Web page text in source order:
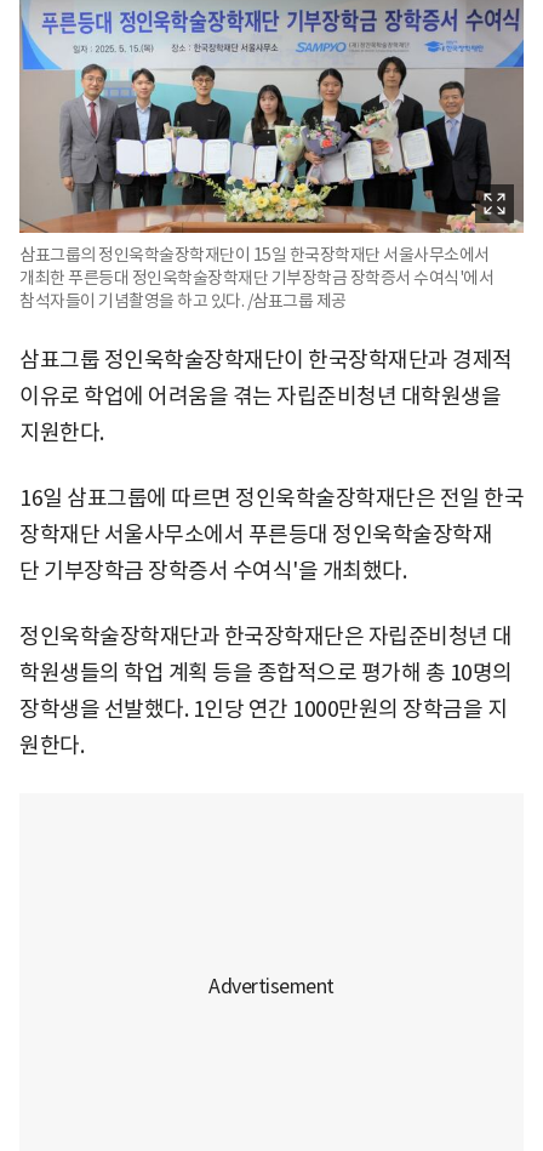
삼표그룹의 정인욱학술장학재단이 15일 한국장학재단 서울사무소에서
개최한 푸른등대 정인욱학술장학재단 기부장학금 장학증서 수여식'에서
참석자들이 기념촬영을 하고 있다. /삼표그룹 제공
삼표그룹 정인욱학술장학재단이 한국장학재단과 경제적
이유로 학업에 어려움을 겪는 자립준비청년 대학원생을
지원한다.
16일 삼표그룹에 따르면 정인욱학술장학재단은 전일 한국
장학재단 서울사무소에서 푸른등대 정인욱학술장학재
단 기부장학금 장학증서 수여식'을 개최했다.
정인욱학술장학재단과 한국장학재단은 자립준비청년 대
학원생들의 학업 계획 등을 종합적으로 평가해 총 10명의
장학생을 선발했다. 1인당 연간 1000만원의 장학금을 지
원한다.